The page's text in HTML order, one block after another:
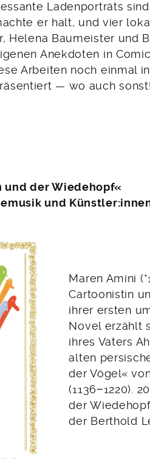
Ladenporträts
er halt, und vier
Helena Baumeister und
Anekdoten in
Arbeiten noch einmal
— wo auch
und der Wiedehopf«
und
Maren Amini
Cartoonistin
ihrer ersten
Novel erzählt
ihres Vaters
alten
der Vögel«
(1136−1220).
der
der Berthold